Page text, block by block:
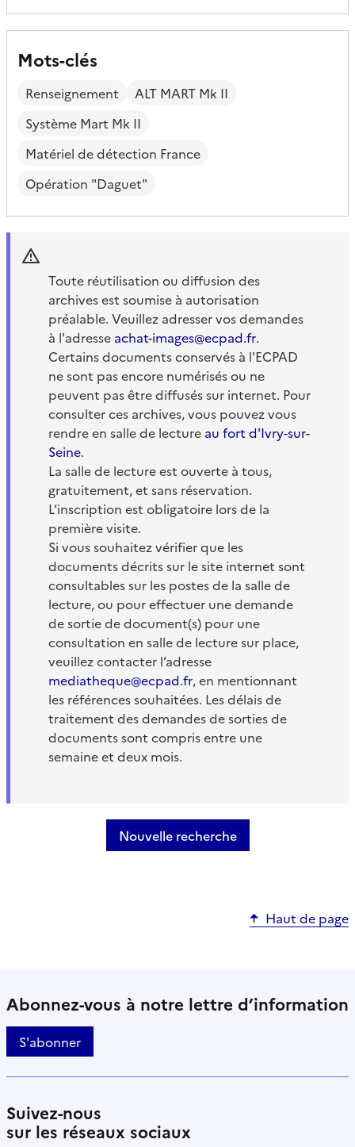
Mots-clés
Renseignement
ALT MART Mk II
Système Mart Mk II
Matériel de détection France
Opération "Daguet"
Toute réutilisation ou diffusion des
archives est soumise à autorisation
préalable. Veuillez adresser vos demandes
à l'adresse achat-images@ecpad.fr.
Certains documents conservés à l'ECPAD
ne sont pas encore numérisés ou ne
peuvent pas être diffusés sur internet. Pour
consulter ces archives, vous pouvez vous
rendre en salle de lecture au fort d'Ivry-sur-
Seine.
La salle de lecture est ouverte à tous,
gratuitement, et sans réservation.
L’inscription est obligatoire lors de la
première visite.
Si vous souhaitez vérifier que les
documents décrits sur le site internet sont
consultables sur les postes de la salle de
lecture, ou pour effectuer une demande
de sortie de document(s) pour une
consultation en salle de lecture sur place,
veuillez contacter l’adresse
mediatheque@ecpad.fr, en mentionnant
les références souhaitées. Les délais de
traitement des demandes de sorties de
documents sont compris entre une
semaine et deux mois.
Nouvelle recherche
Haut de page
Abonnez-vous à notre lettre d’information
S'abonner
Suivez-nous
sur les réseaux sociaux